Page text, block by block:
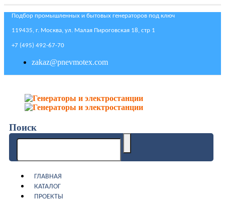
Подбор промышленных и бытовых генераторов под ключ
119435, г. Москва, ул. Малая Пироговская 18, стр 1
+7 (495) 492-67-70
zakaz@pnevmotex.com
Поиск
ГЛАВНАЯ
КАТАЛОГ
ПРОЕКТЫ